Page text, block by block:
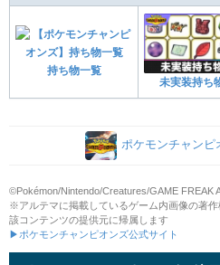
持ち物一覧
未実装持ち
ポケモンチャンピ
©Pokémon/Nintendo/Creatures/GAME FREAK
※アルテマに掲載しているゲーム内画像の著
該コンテンツの提供元に帰属します
▶ポケモンチャンピオンズ公式サイト